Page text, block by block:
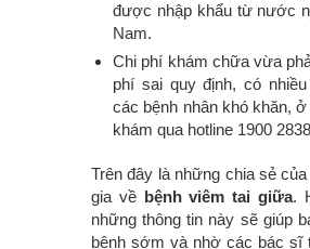
được nhập khẩu từ nước
Nam.
Chi phí khám chữa vừa
phí sai quy định, có
các bệnh nhân khó khăn,
khám qua hotline 1900
Trên đây là những chia sẻ
gia về bệnh viêm tai giữa.
những thông tin này sẽ giúp
bệnh sớm và nhờ các bác sĩ